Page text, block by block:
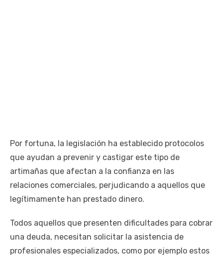
Por fortuna, la legislación ha establecido protocolos
que ayudan a prevenir y castigar este tipo de
artimañas que afectan a ​​la confianza en las
relaciones comerciales, perjudicando a aquellos que
legítimamente han prestado dinero.
Todos aquellos que presenten dificultades para cobrar
una deuda, necesitan solicitar la asistencia de
profesionales especializados, como por ejemplo estos